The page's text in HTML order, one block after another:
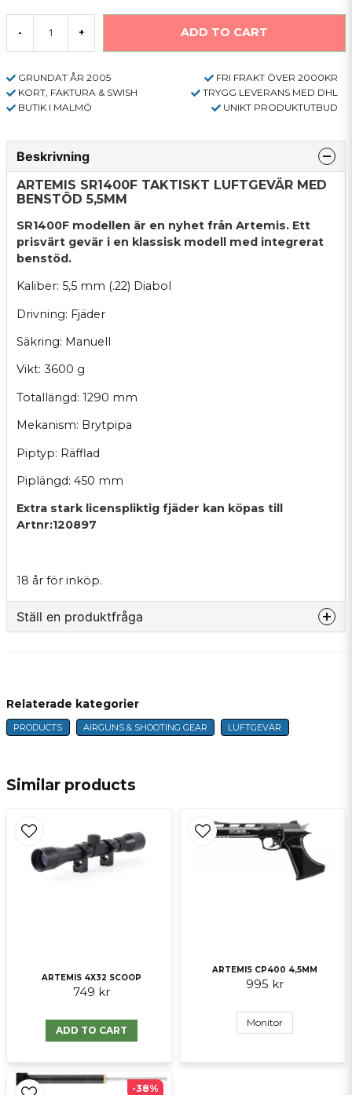
- + ADD TO CART
GRUNDAT ÅR 2005
FRI FRAKT ÖVER 2000KR
KORT, FAKTURA & SWISH
TRYGG LEVERANS MED DHL
BUTIK I MALMÖ
UNIKT PRODUKTUTBUD
Beskrivning
ARTEMIS SR1400F TAKTISKT LUFTGEVÄR MED
BENSTÖD 5,5MM
SR1400F modellen är en nyhet från Artemis. Ett
prisvärt gevär i en klassisk modell med integrerat
benstöd.
Kaliber: 5,5 mm (.22) Diabol
Drivning: Fjäder
Säkring: Manuell
Vikt: 3600 g
Totallängd: 1290 mm
Mekanism: Brytpipa
Piptyp: Räfflad
Piplängd: 450 mm
Extra stark licenspliktig fjäder kan köpas till
Artnr:120897
18 år för inköp.
Ställ en produktfråga
name
Name
Ja, ni får publicera min fråga
Send question
Similar products
ARTEMIS 4X32 SCOOP
749 kr
ADD TO CART
ARTEMIS CP400 4,5MM
995 kr
Monitor
-38%
Relaterade kategorier
PRODUCTS AIRGUNS & SHOOTING GEAR LUFTGEVÄR